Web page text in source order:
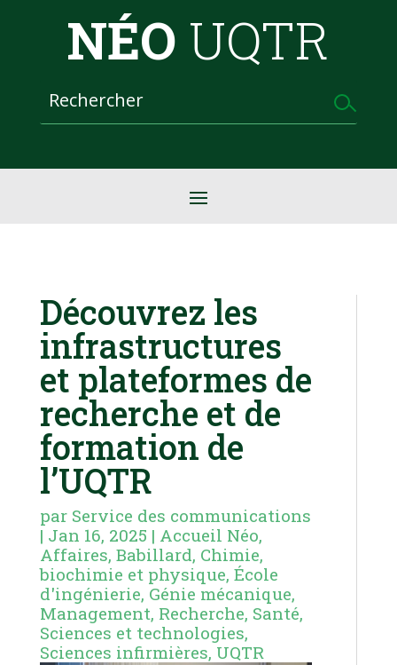
NÉO UQTR
Découvrez les
infrastructures
et plateformes de
recherche et de
formation de
l’UQTR
par Service des communications
| Jan 16, 2025 | Accueil Néo,
Affaires, Babillard, Chimie,
biochimie et physique, École
d'ingénierie, Génie mécanique,
Management, Recherche, Santé,
Sciences et technologies,
Sciences infirmières, UQTR